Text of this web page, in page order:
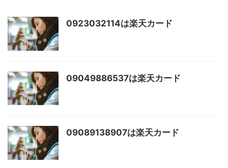
0923032114は楽天カード
09049886537は楽天カード
09089138907は楽天カード